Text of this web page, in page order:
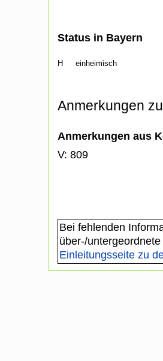
Status in Bayern
H einheimisch
Anmerkungen
Anmerkungen aus
V: 809
Bei fehlenden
über-/
Einleitungsseite zu